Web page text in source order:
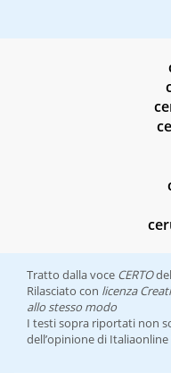
Tratto dalla voce CERTOdel
Rilasciato con licenza
allo stesso modo
I testi sopra riportati non
dell’opinione di Italiaonline